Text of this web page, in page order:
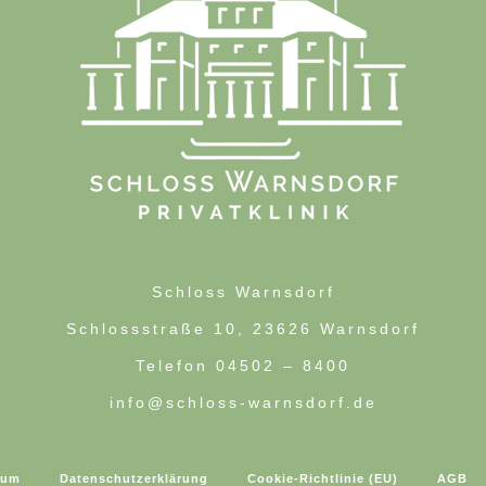
Schloss Warnsdorf
Schlossstraße 10, 23626 Warnsdorf
Telefon 04502 – 8400
info@schloss-warnsdorf.de
Datenschutzerklärung Cookie-Richtlinie (EU) AGB